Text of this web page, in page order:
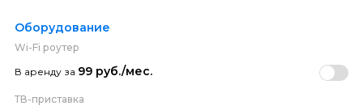
Оборудование
Wi-Fi роутер
В аренду за 99 руб./мес.
ТВ-приставка